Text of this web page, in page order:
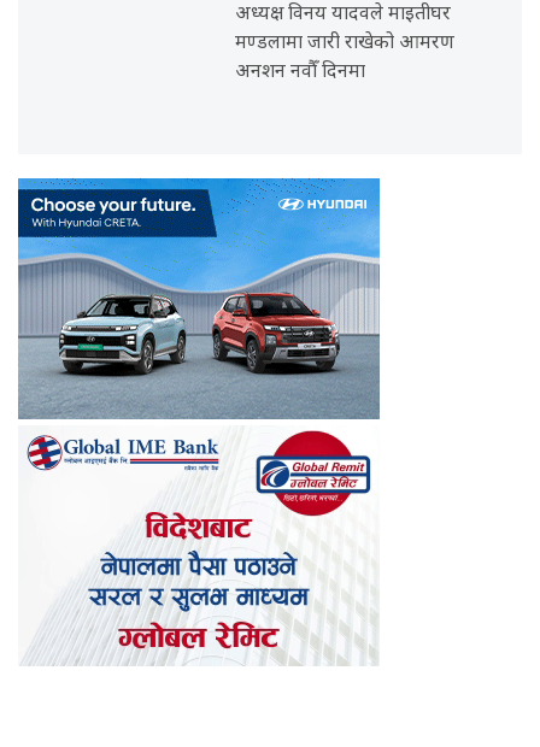
अध्यक्ष विनय यादवले माइतीघर
मण्डलामा जारी राखेको आमरण
अनशन नवौँ दिनमा